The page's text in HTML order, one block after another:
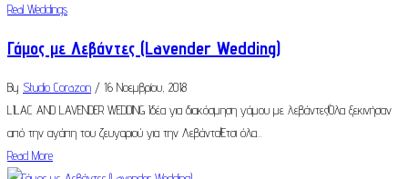
Real Weddings
Γάμος με Λεβάντες (Lavender Wedding)
By Studio Corazon / 16 Νοεμβρίου, 2018
LILAC AND LAVENDER WEDDING Ιδέα για διακόσμηση γάμου με λεβάντες!Όλα ξεκινήσαν
από την αγάπη του ζευγαριού για την Λεβάντα!Έτσι όλα...
Read More